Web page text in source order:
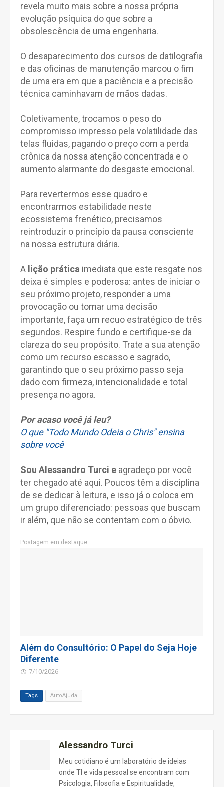
revela muito mais sobre a nossa própria
evolução psíquica do que sobre a
obsolescência de uma engenharia.
O desaparecimento dos cursos de datilografia
e das oficinas de manutenção marcou o fim
de uma era em que a paciência e a precisão
técnica caminhavam de mãos dadas.
Coletivamente, trocamos o peso do
compromisso impresso pela volatilidade das
telas fluidas, pagando o preço com a perda
crônica da nossa atenção concentrada e o
aumento alarmante do desgaste emocional.
Para revertermos esse quadro e
encontrarmos estabilidade neste
ecossistema frenético, precisamos
reintroduzir o princípio da pausa consciente
na nossa estrutura diária.
A lição prática imediata que este resgate nos
deixa é simples e poderosa: antes de iniciar o
seu próximo projeto, responder a uma
provocação ou tomar uma decisão
importante, faça um recuo estratégico de três
segundos. Respire fundo e certifique-se da
clareza do seu propósito. Trate a sua atenção
como um recurso escasso e sagrado,
garantindo que o seu próximo passo seja
dado com firmeza, intencionalidade e total
presença no agora.
Por acaso você já leu?
O que "Todo Mundo Odeia o Chris" ensina
sobre você
Sou Alessandro Turci e agradeço por você
ter chegado até aqui. Poucos têm a disciplina
de se dedicar à leitura, e isso já o coloca em
um grupo diferenciado: pessoas que buscam
ir além, que não se contentam com o óbvio.
Postagem em destaque
Além do Consultório: O Papel do Seja Hoje
Diferente
7/10/2026
Tags AutoAjuda
Alessandro Turci
Meu cotidiano é um laboratório de ideias
onde TI e vida pessoal se encontram com
Psicologia, Filosofia e Espiritualidade,